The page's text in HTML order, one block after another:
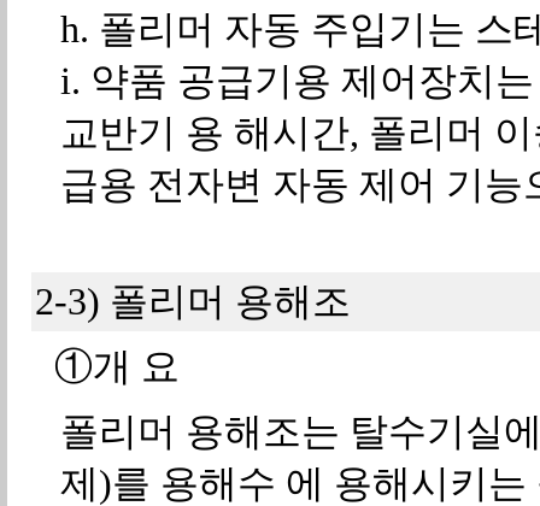
h. 폴리머 자동 주입기는 스
i. 약품 공급기용 제어장치
교반기 용 해시간, 폴리머
급용 전자변 자동 제어 기능
2-3) 폴리머 용해조
①개 요
폴리머 용해조는 탈수기실
제)를 용해수 에 용해시키는